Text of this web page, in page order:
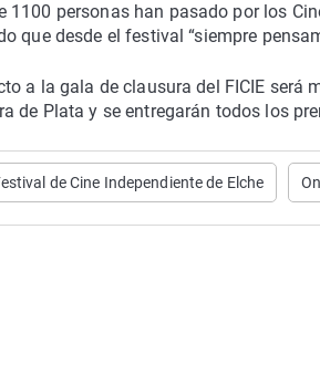
1100 personas han pasado por los
que desde el festival “siempre
a la gala de clausura del FICIE será
de Plata y se entregarán todos los
de Cine Independiente de Elche